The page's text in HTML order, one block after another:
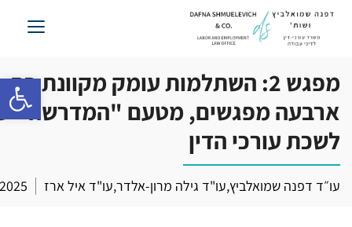
פתח
דלג
מפגש 2: השתלמות עומק מקוונת בת
ארבעה מפגשים, מטעם "המדרשה"
לשכת עורכי הדין
עו״ד דפנה שמואלביץ,עו"ד גילה מרון-אלדר,עו"ד איל ארז